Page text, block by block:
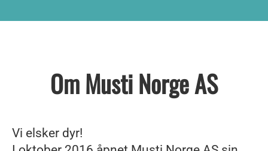
Om Musti Norge AS
Vi elsker dyr!